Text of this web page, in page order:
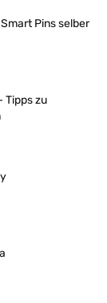
Pins selber
Tipps zu